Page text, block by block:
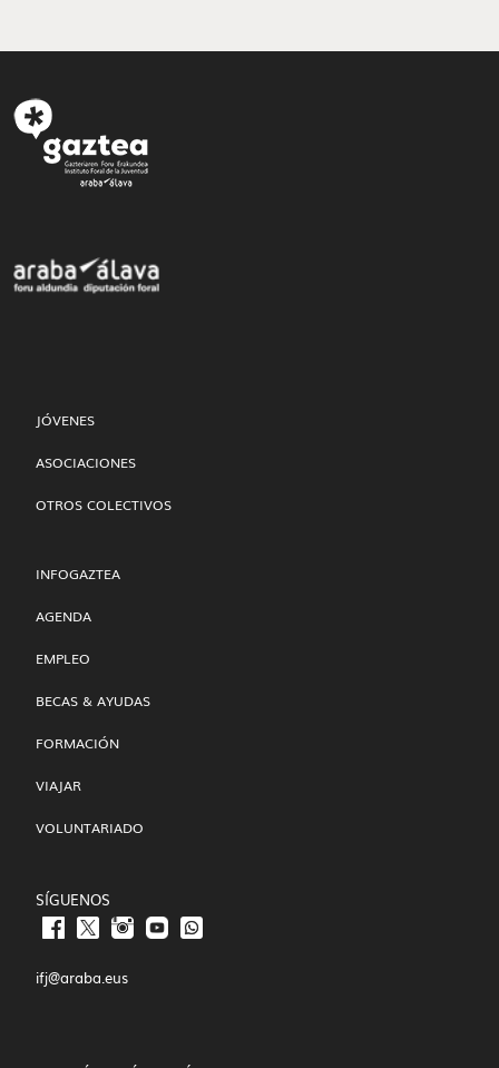
JÓVENES
ASOCIACIONES
OTROS COLECTIVOS
INFOGAZTEA
AGENDA
EMPLEO
BECAS & AYUDAS
FORMACIÓN
VIAJAR
VOLUNTARIADO
SÍGUENOS
ifj@araba.eus